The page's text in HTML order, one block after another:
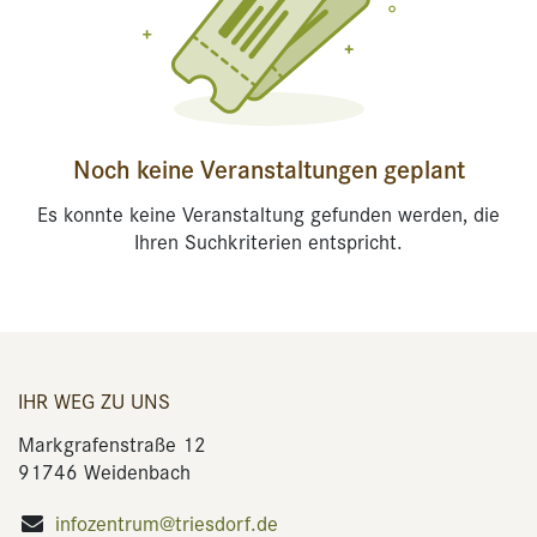
Noch keine Veranstaltungen geplant
Es konnte keine Veranstaltung gefunden werden, die
Ihren Suchkriterien entspricht.
IHR WEG ZU UNS
Markgrafenstraße 12
91746 Weidenbach
infozentrum@triesdorf.de